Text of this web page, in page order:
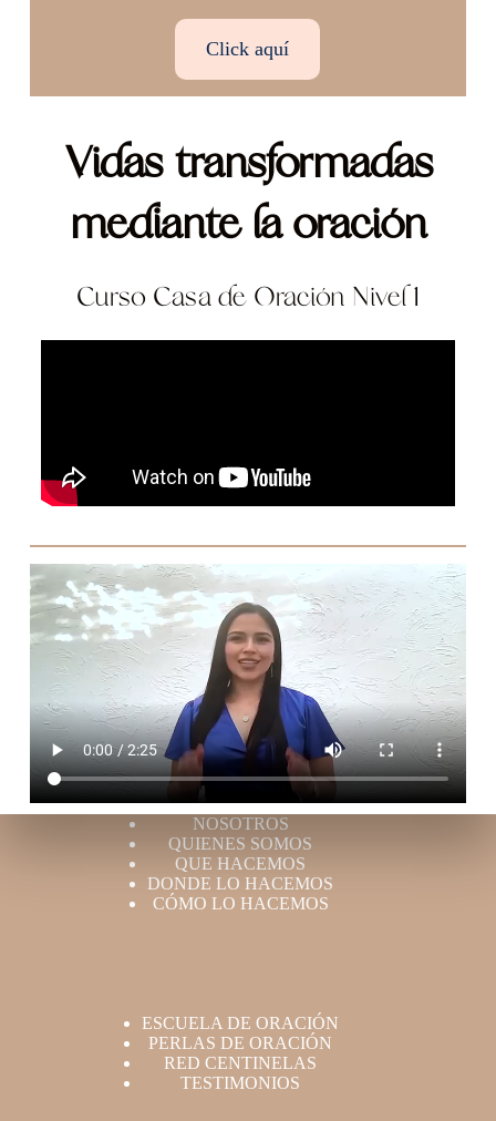
Click aquí
Vidas transformadas
mediante la oración
Curso Casa de Oración Nivel 1
NOSOTROS
QUIENES SOMOS
QUE HACEMOS
DONDE LO HACEMOS
CÓMO LO HACEMOS
ESCUELA DE ORACIÓN
PERLAS DE ORACIÓN
RED CENTINELAS
TESTIMONIOS